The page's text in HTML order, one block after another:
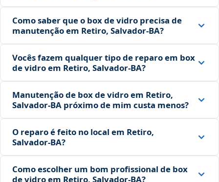
Como saber que o box de vidro precisa de
manutenção em Retiro, Salvador‑BA?
Vocês fazem qualquer tipo de reparo em box
de vidro em Retiro, Salvador‑BA?
Manutenção de box de vidro em Retiro,
Salvador‑BA próximo de mim custa menos?
O reparo é feito no local em Retiro,
Salvador‑BA?
Como escolher um bom profissional de box
de vidro em Retiro, Salvador‑BA?